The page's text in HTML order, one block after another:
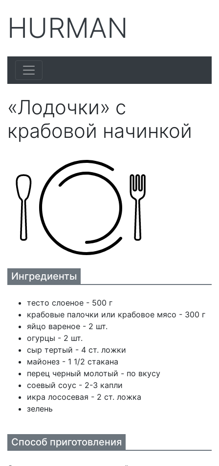
HURMAN
«Лодочки» с
крабовой начинкой
Ингредиенты
тесто слоеное - 500 г
крабовые палочки или крабовое мясо - 300 г
яйцо вареное - 2 шт.
огурцы - 2 шт.
сыр тертый - 4 ст. ложки
майонез - 1 1/2 стакана
перец черный молотый - по вкусу
соевый соус - 2-3 капли
икра лососевая - 2 ст. ложка
зелень
Способ приготовления